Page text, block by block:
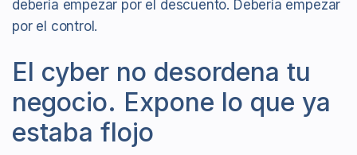
debería empezar por el descuento. Debería empezar
por el control.
El cyber no desordena tu
negocio. Expone lo que ya
estaba flojo